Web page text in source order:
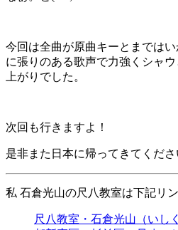
今回は全曲が原曲キーとまでは
に張りのある歌声で力強くシャ
上がりでした。
次回も行きますよ！
是非また日本に帰ってきてくださ
私 石倉光山の尺八教室は下記リ
尺八教室・石倉光山（い